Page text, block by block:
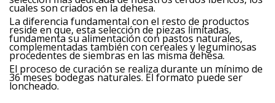
cuales son criados en la dehesa.
La diferencia fundamental con el resto de productos
reside en que, esta selección de piezas limitadas,
fundamenta su alimentación con pastos naturales,
complementadas también con cereales y leguminosas
procedentes de siembras en las misma dehesa.
El proceso de curación se realiza durante un mínimo de
36 meses bodegas naturales. El formato puede ser
loncheado.